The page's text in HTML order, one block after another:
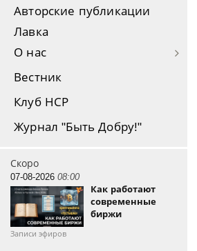
Авторские публикации
Лавка
О нас
Вестник
Клуб НСР
Журнал "Быть Добру!"
Скоро
07-08-2026 08:00
Как работают
современные
биржи
Записи эфиров